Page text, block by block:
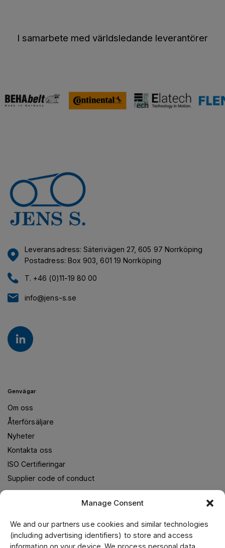
Manage Consent
We and our partners use cookies and similar technologies
(including advertising identifiers) to store and access
information on your device. We process personal data
I samarbete med världsledande leverantörer
Leveransadress: Säterivägen 27, 605 97 Norrköping
Postadress: Box 903, 601 19 Norrköping
T. +46 (0)11-19 80 00
info@jens-s.se
Genvägar
Om oss
Återförsäljare
Nyheter
Kontakta oss
ISO Certifieringar
Supplier code of conduct
Om oss
Jens S. Transmissioner levererar transmissionslösningar i